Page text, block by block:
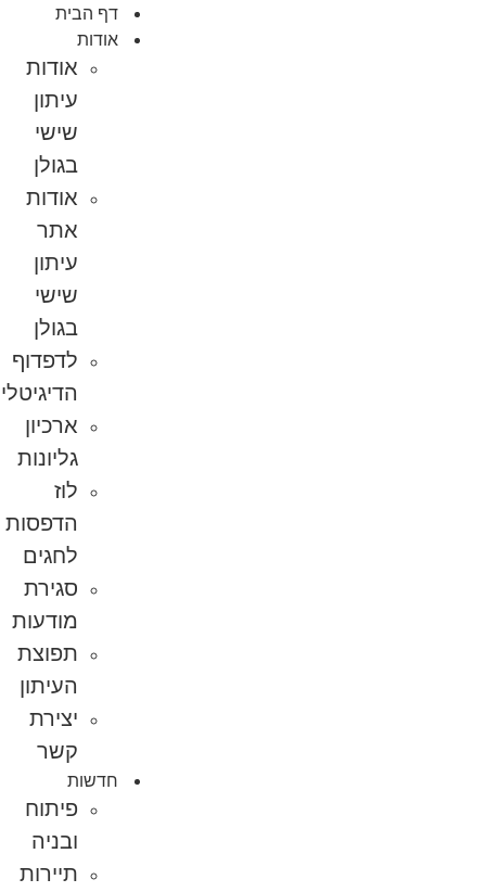
דף הבית
אודות
אודות
עיתון
שישי
בגולן
אודות
אתר
עיתון
שישי
בגולן
לדפדוף
הדיגיטלי
ארכיון
גליונות
לוז
הדפסות
לחגים
סגירת
מודעות
תפוצת
העיתון
יצירת
קשר
חדשות
פיתוח
ובניה
תיירות